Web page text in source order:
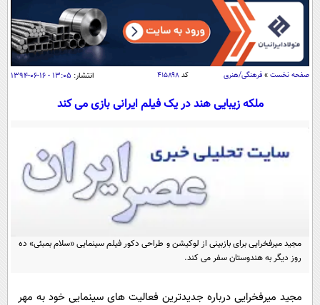
اقتصاد
خودرو
اجتماعی
حوادث
یک برش دانایی
محیط زیست
سفر و تفریح
ورزشی
بین الملل
علم و دانش
علمی
قرآن
گوناگون
باشگاه مغز
اقتصاد
سیاست
عصر ایران 2
داستان کوتاه
صفحه نخست » فرهنگی/هنری کد۴۱۵۸۹۸ انتشار: ۱۳:۰۵ - ۱۶-۰۶-۱۳۹۴
ملکه زیبایی هند در یک فیلم ایرانی بازی می کند
مجید میرفخرایی برای بازبینی از لوکیشن و طراحی دکور فیلم سینمایی «سلام بمبئی» ده
روز دیگر به هندوستان سفر می کند.
مجید میرفخرایی درباره جدیدترین فعالیت های سینمایی خود به مهر